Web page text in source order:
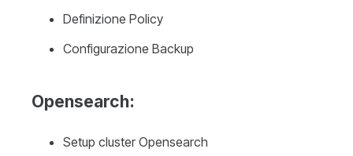
Definizione Policy
Configurazione Backup
Opensearch:
Setup cluster Opensearch